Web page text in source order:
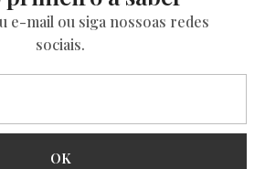
e-mail ou siga nossoas redes
sociais.
OK